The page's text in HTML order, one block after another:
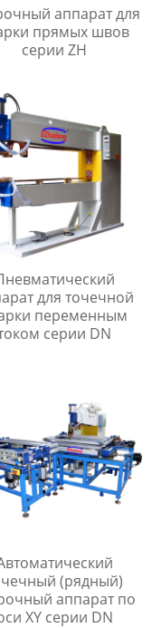
аппарат для
прямых швов
серии ZH
для точечной
переменным
серии DN
(рядный)
аппарат по
XY серии DN